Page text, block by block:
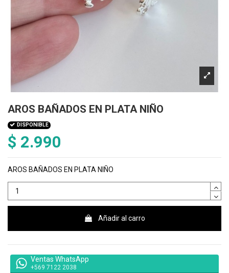
AROS BAÑADOS EN PLATA NIÑO
DISPONIBLE
$ 2.990
AROS BAÑADOS EN PLATA NIÑO
Añadir al carro
Ventas WhatsApp
+569 7122 2038